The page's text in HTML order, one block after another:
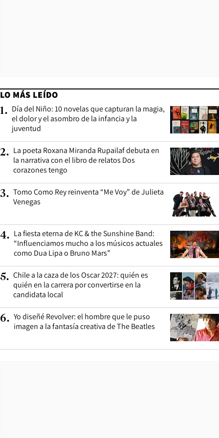
LO MÁS LEÍDO
1. Día del Niño: 10 novelas que capturan la magia,
el dolor y el asombro de la infancia y la
juventud
2. La poeta Roxana Miranda Rupailaf debuta en
la narrativa con el libro de relatos Dos
corazones tengo
3. Tomo Como Rey reinventa “Me Voy” de Julieta
Venegas
4. La fiesta eterna de KC & the Sunshine Band:
“Influenciamos mucho a los músicos actuales
como Dua Lipa o Bruno Mars”
5. Chile a la caza de los Oscar 2027: quién es
quién en la carrera por convertirse en la
candidata local
6. Yo diseñé Revolver: el hombre que le puso
imagen a la fantasía creativa de The Beatles